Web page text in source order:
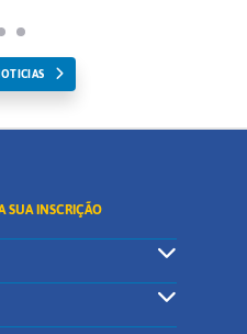
SUA INSCRIÇÃO